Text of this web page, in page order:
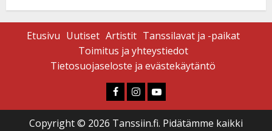
Etusivu Uutiset Artistit Tanssilavat ja -paikat
Toimitus ja yhteystiedot
Tietosuojaseloste ja evästekäytäntö
Faceboook
Instagram
Youtube
Copyright © 2026 Tanssiin.fi. Pidätämme kaikki